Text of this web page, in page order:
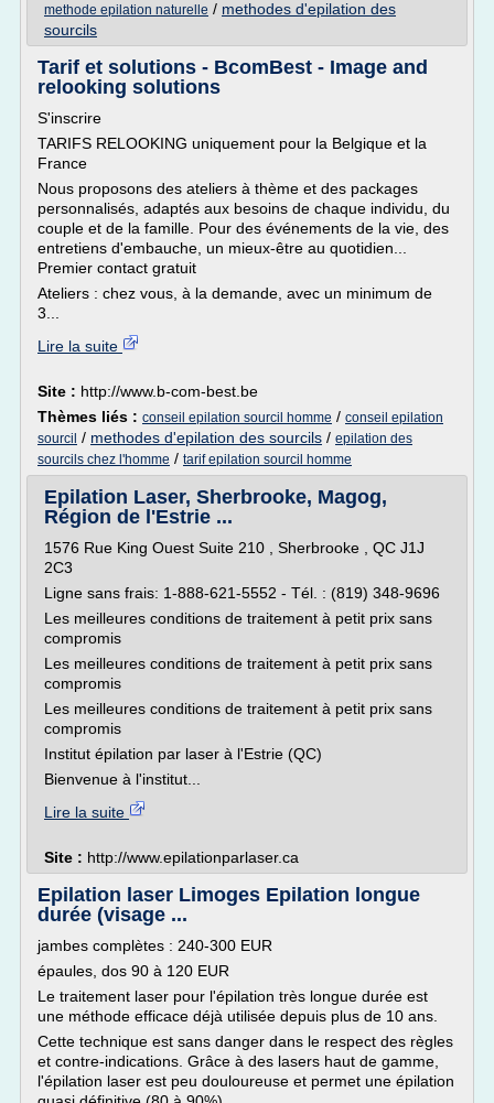
methode epilation naturelle / methodes d'epilation des
sourcils
Tarif et solutions - BcomBest - Image and
relooking solutions
S'inscrire
TARIFS RELOOKING uniquement pour la Belgique et la
France
Nous proposons des ateliers à thème et des packages
personnalisés, adaptés aux besoins de chaque individu, du
couple et de la famille. Pour des événements de la vie, des
entretiens d'embauche, un mieux-être au quotidien...
Premier contact gratuit
Ateliers : chez vous, à la demande, avec un minimum de
3...
Lire la suite
Site : http://www.b-com-best.be
Thèmes liés : conseil epilation sourcil homme / conseil epilation
sourcil / methodes d'epilation des sourcils / epilation des
sourcils chez l'homme / tarif epilation sourcil homme
Epilation Laser, Sherbrooke, Magog,
Région de l'Estrie ...
1576 Rue King Ouest Suite 210 , Sherbrooke , QC J1J
2C3
Ligne sans frais: 1-888-621-5552 - Tél. : (819) 348-9696
Les meilleures conditions de traitement à petit prix sans
compromis
Les meilleures conditions de traitement à petit prix sans
compromis
Les meilleures conditions de traitement à petit prix sans
compromis
Institut épilation par laser à l'Estrie (QC)
Bienvenue à l'institut...
Lire la suite
Site : http://www.epilationparlaser.ca
Epilation laser Limoges Epilation longue
durée (visage ...
jambes complètes : 240-300 EUR
épaules, dos 90 à 120 EUR
Le traitement laser pour l'épilation très longue durée est
une méthode efficace déjà utilisée depuis plus de 10 ans.
Cette technique est sans danger dans le respect des règles
et contre-indications. Grâce à des lasers haut de gamme,
l'épilation laser est peu douloureuse et permet une épilation